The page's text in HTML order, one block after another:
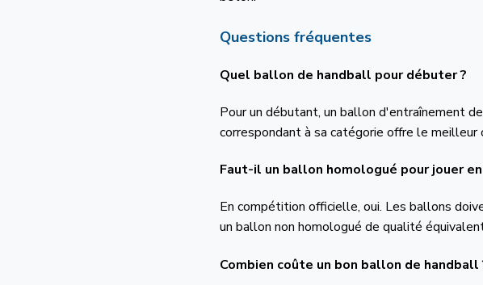
Questions fréquentes
Quel ballon de handball pour débuter ?
Pour un débutant, un ballon d'entraînement
correspondant à sa catégorie offre le
Faut-il un ballon homologué pour jouer
En compétition officielle, oui. Les ballons
un ballon non homologué de qualité
Combien coûte un bon ballon de handball